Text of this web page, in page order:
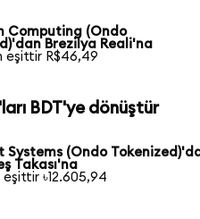
Computing (Ondo
Brezilya Reali'na
eşittir R$46,49
BDT'ye dönüştür
Systems (Ondo
Takası'na
eşittir ৳12.605,94